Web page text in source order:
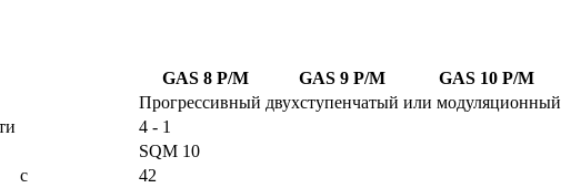
GAS 8 P/M GAS 9 P/M GAS 10 P/M
Прогрессивный двухступенчатый или модуляционный
4 - 1
SQM 10
с
42